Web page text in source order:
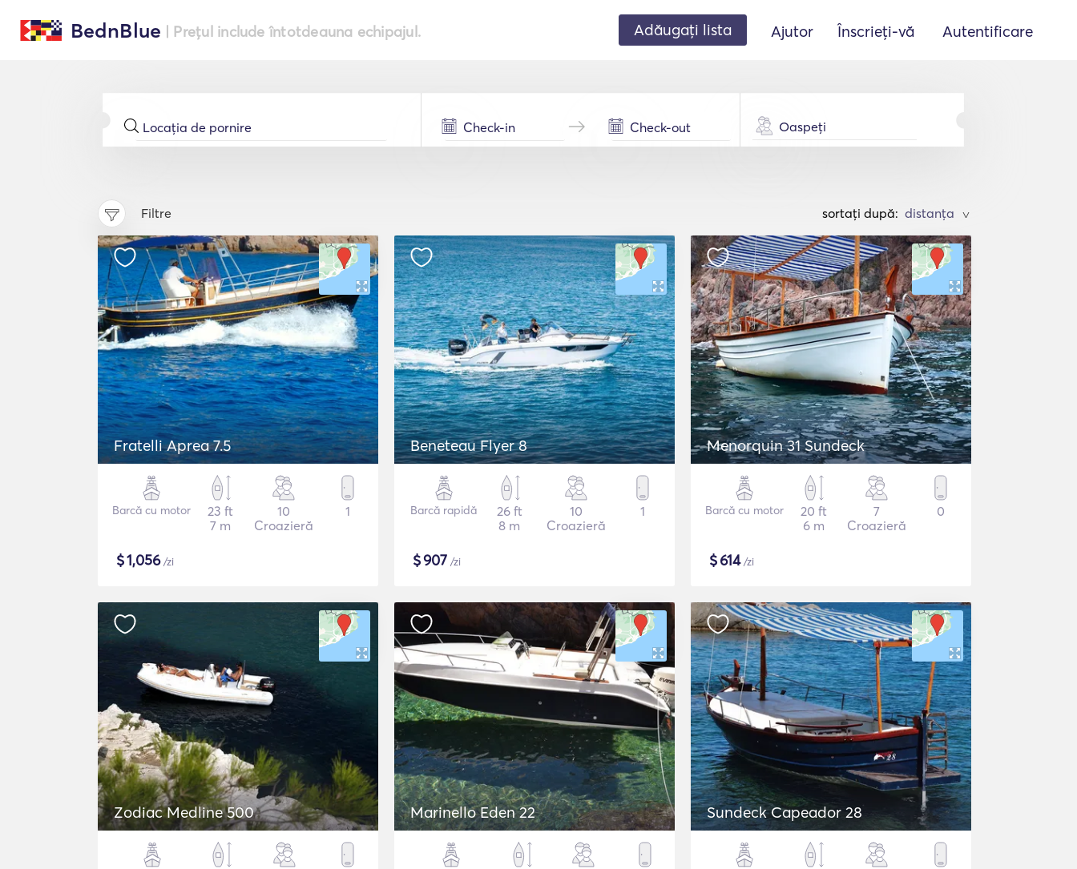
BednBlue | Prețul include întotdeauna echipajul. Adăugați lista Ajutor Înscrieți-vă Autentificare
Oaspeți
Filtre sortați după: >
Fratelli Aprea 7.5
Barcă cu motor
23 ft
7 m
10
Croazieră
1
$1,056/zi
Beneteau Flyer 8
Barcă rapidă
26 ft
8 m
10
Croazieră
1
$907 /zi
Menorquin 31 Sundeck
Barcă cu motor
20 ft
6 m
7
Croazieră
0
$614/zi
Zodiac Medline 500 Marinello Eden 22 Sundeck Capeador 28